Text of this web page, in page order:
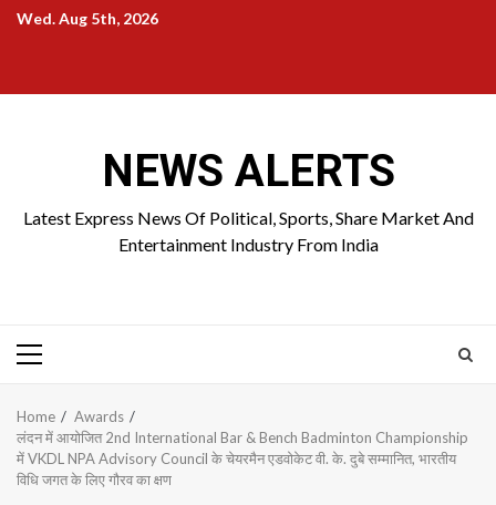
SkipWed. Aug 5th, 2026
NEWS ALERTS
Latest Express News Of Political, Sports, Share Market And
Entertainment Industry From India
Primary
Home
Awards
लंदन में आयोजित 2nd International Bar & Bench Badminton Championship
में VKDL NPA Advisory Council के चेयरमैन एडवोकेट वी. के. दुबे सम्मानित, भारतीय
विधि जगत के लिए गौरव का क्षण